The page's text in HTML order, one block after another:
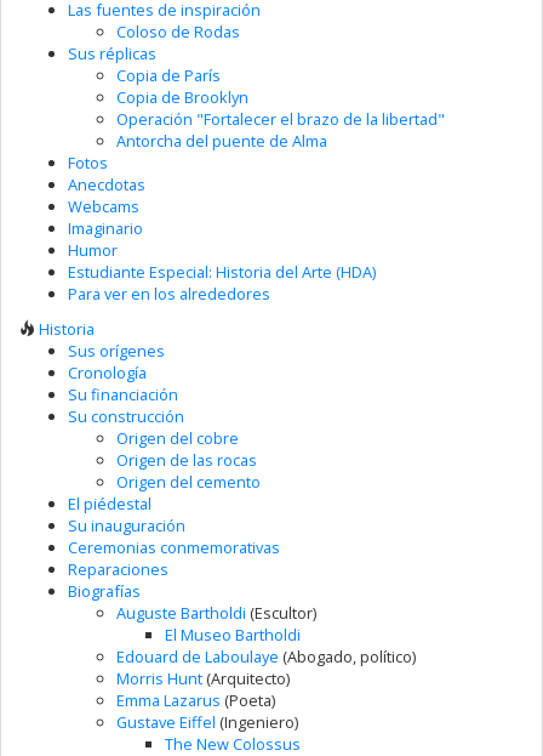
Las fuentes de inspiración
Coloso de Rodas
Sus réplicas
Copia de París
Copia de Brooklyn
Operación "Fortalecer el brazo de la libertad"
Antorcha del puente de Alma
Fotos
Anecdotas
Webcams
Imaginario
Humor
Estudiante Especial: Historia del Arte (HDA)
Para ver en los alrededores
Historia
Sus orígenes
Cronología
Su financiación
Su construcción
Origen del cobre
Origen de las rocas
Origen del cemento
El piédestal
Su inauguración
Ceremonias conmemorativas
Reparaciones
Biografías
Auguste Bartholdi (Escultor)
El Museo Bartholdi
Edouard de Laboulaye (Abogado, político)
Morris Hunt (Arquitecto)
Emma Lazarus (Poeta)
Gustave Eiffel (Ingeniero)
The New Colossus